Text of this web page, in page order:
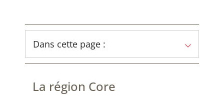
Dans cette page :
La région Core